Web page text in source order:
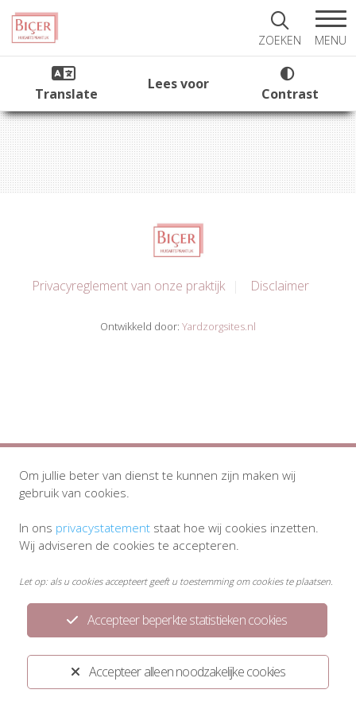
ZOEKEN MENU
Translate
Lees voor
Contrast
Privacyreglement van onze praktijk Disclaimer
Ontwikkeld door: Yardzorgsites.nl
Accepteer alleen noodzakelijke cookies
Accepteer beperkte statistieken cookies
Om jullie beter van dienst te kunnen zijn maken wij
gebruik van cookies.
In ons privacystatement staat hoe wij cookies inzetten.
Wij adviseren de cookies te accepteren.
Let op: als u cookies accepteert geeft u toestemming om cookies te plaatsen.